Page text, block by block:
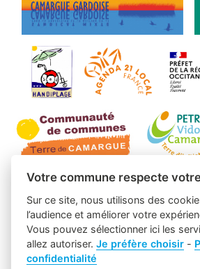
Votre commune respecte
Sur ce site, nous utilisons des
l’audience et améliorer votre
Vous pouvez sélectionner ici les
allez autoriser.Je préfère choisir -
confidentialité